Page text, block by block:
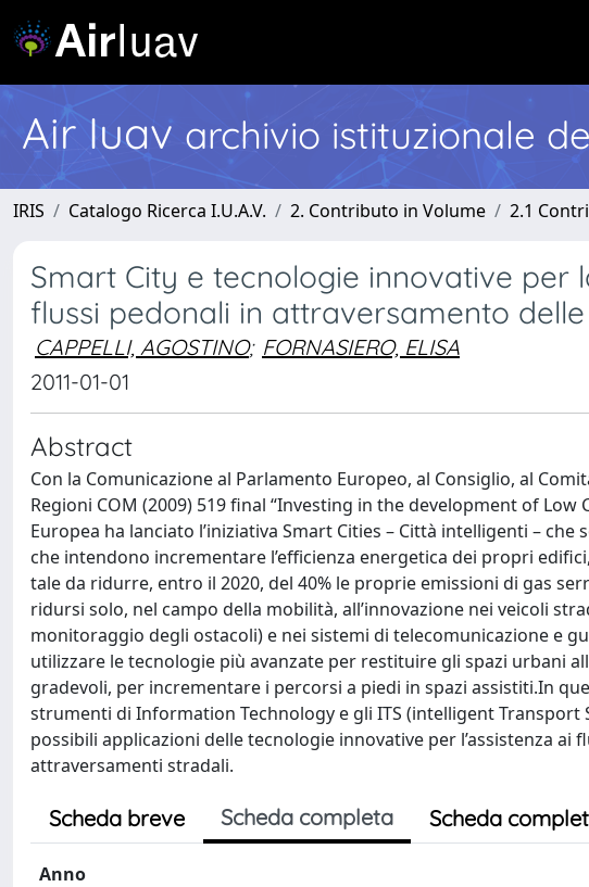
Air Iuav archivio istituzionale
IRIS Catalogo Ricerca I.U.A.V. 2. Contributo in Volume 2.1
Smart City e tecnologie innovative per
flussi pedonali in attraversamento
CAPPELLI, AGOSTINO; FORNASIERO, ELISA
2011-01-01
Abstract
Con la Comunicazione al Parlamento Europeo, al Consiglio, al
Regioni COM (2009) 519 final “Investing in the development of Low
Europea ha lanciato l’iniziativa Smart Cities – Città intelligenti –
che intendono incrementare l’efficienza energetica dei propri
tale da ridurre, entro il 2020, del 40% le proprie emissioni di gas
ridursi solo, nel campo della mobilità, all’innovazione nei veicoli
monitoraggio degli ostacoli) e nei sistemi di telecomunicazione e
utilizzare le tecnologie più avanzate per restituire gli spazi urbani
gradevoli, per incrementare i percorsi a piedi in spazi assistiti.In
strumenti di Information Technology e gli ITS (intelligent
possibili applicazioni delle tecnologie innovative per l’assistenza
attraversamenti stradali.
Scheda breve Scheda completa Scheda
Anno